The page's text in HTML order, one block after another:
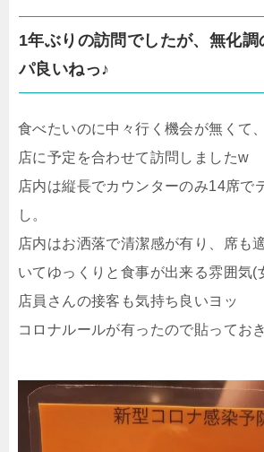
1年ぶりの訪問でしたが、無化調
パ良いねっ♪
食べたいのに中々行く機会が無くて
店に予定を合わせて訪問しましたw
店内は縦長でカウンターのみ14席で
し。
店内はお洒落で清潔感が有り、席も
いてゆっくりと食事が出来る雰囲気(
店員さんの接客も気持ち良いヨッ
コロナルールが有ったので貼ってお